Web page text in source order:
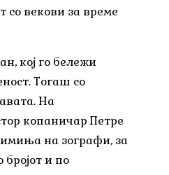
со векови за време
кој го бележи
Тогаш со
На
копаничар Петре
на зографи, за
и по